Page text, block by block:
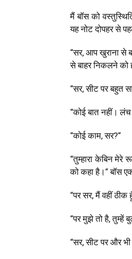
मैं बॉस को
यह नोट दोपहर से
“सर, आप खुराना से
से बाहर निकलने को
“सर,सीट पर बहुत
“कोई बात नहीं।
“कोई काम,सर?“
“तुम्हारा केबिन मेरे
को कहा है। “बॉस
“पर सर,मैं वहीं ठीक
“पर मुझे तो है,तुम्हें
“सर,सीट पर और भी